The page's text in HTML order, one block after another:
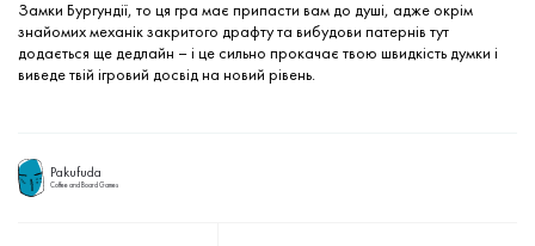
Замки Бургундії, то ця гра має припасти вам до душі, адже окрім
знайомих механік закритого драфту та вибудови патернів тут
додається ще дедлайн – і це сильно прокачає твою швидкість думки і
виведе твій ігровий досвід на новий рівень.
Pakufuda
Coffee and Board Games